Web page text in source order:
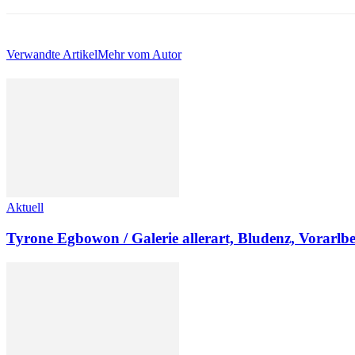
Verwandte ArtikelMehr vom Autor
Aktuell
Tyrone Egbowon / Galerie allerart, Bludenz,